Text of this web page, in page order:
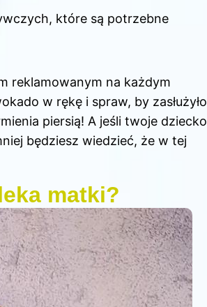
które są potrzebne
reklamowanym na każdym
w rękę i spraw, by zasłużyło
piersią! A jeśli twoje dziecko
będziesz wiedzieć, że w tej
matki?